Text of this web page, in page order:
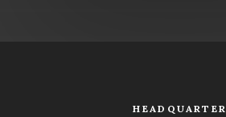
HEADQUARTER